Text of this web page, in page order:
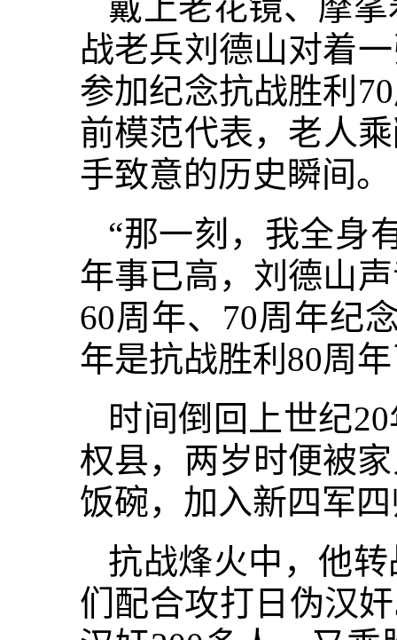
战老兵刘德山对着
参加纪念抗战胜利
前模范代表，老人
手致意的历史瞬间。
“那一刻，我全身
年事已高，刘德山
60周年、70周年纪
年是抗战胜利80周
时间倒回上世纪
权县，两岁时便被
饭碗，加入新四军
抗战烽火中，他
们配合攻打日伪汉